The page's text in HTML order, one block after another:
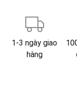
1-3 ngày giao
hàng